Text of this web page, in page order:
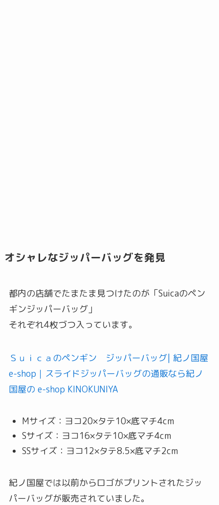
オシャレなジッパーバッグを発見
都内の店舗でたまたま見つけたのが「Suicaのペン
ギンジッパーバッグ」
それぞれ4枚づつ入っています。
Ｓｕｉｃａのペンギン ジッパーバッグ| 紀ノ国屋
e-shop｜スライドジッパーバッグの通販なら紀ノ
国屋の e-shop KINOKUNIYA
Mサイズ：ヨコ20×タテ10×底マチ4cm
Sサイズ：ヨコ16×タテ10×底マチ4cm
SSサイズ：ヨコ12×タテ8.5×底マチ2cm
紀ノ国屋では以前からロゴがプリントされたジッ
パーバッグが販売されていました。